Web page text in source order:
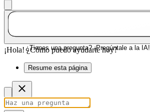
¿Tienes una pregunta? ¡Pregúntale a la IA!
¡Hola! ¿Cómo puedo ayudarte hoy?
Resume esta página